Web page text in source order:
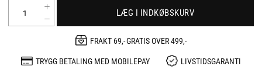
LÆG I INDKØBSKURV
FRAKT 69,- GRATIS OVER 499,-
TRYGG BETALING MED MOBILEPAY
LIVSTIDSGARANTI